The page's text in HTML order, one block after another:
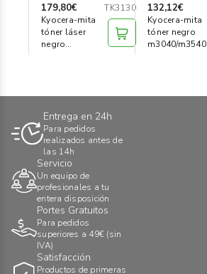
179,80€
TK3130
Kyocera-mita
tóner láser
negro
132,12€
Kyocera-mita
tóner negro
m3040/m3540
Entrega en 24h
Para pedidos
realizados antes de
las 14h
Servicio
Un equipo de
profesionales a tu
entera disposición
Portes Gratuitos
Para pedidos
superiores a 49€ (sin
IVA)
Satisfacción
Productos de primeras